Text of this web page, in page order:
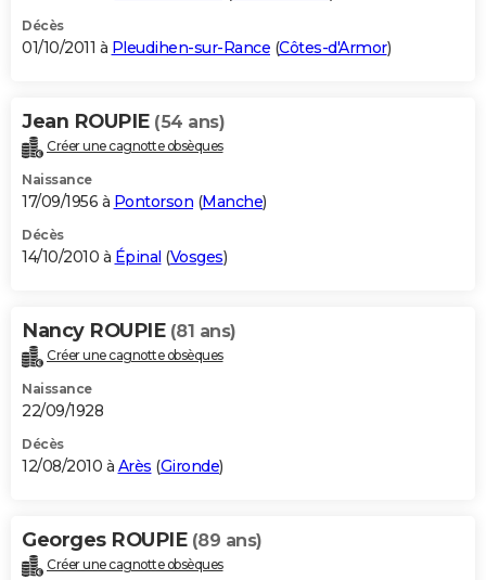
Décès
01/10/2011 à Pleudihen-sur-Rance (Côtes-d'Armor)
Jean ROUPIE (54 ans)
Créer une cagnotte obsèques
Naissance
17/09/1956 à Pontorson (Manche)
Décès
14/10/2010 à Épinal (Vosges)
Nancy ROUPIE (81 ans)
Créer une cagnotte obsèques
Naissance
22/09/1928
Décès
12/08/2010 à Arès (Gironde)
Georges ROUPIE (89 ans)
Créer une cagnotte obsèques